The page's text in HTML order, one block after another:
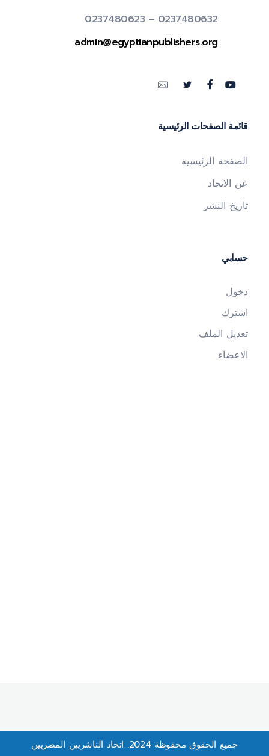
0237480632 – 0237480623
admin@egyptianpublishers.org
قائمة الصفحات الرئيسية
الصفحة الرئيسية
عن الاتحاد
تاريخ النشر
حسابي
دخول
اشترك
تعديل الملف
الاعضاء
جميع الحقوق محفوظة 2024. اتحاد الناشريين المصريين